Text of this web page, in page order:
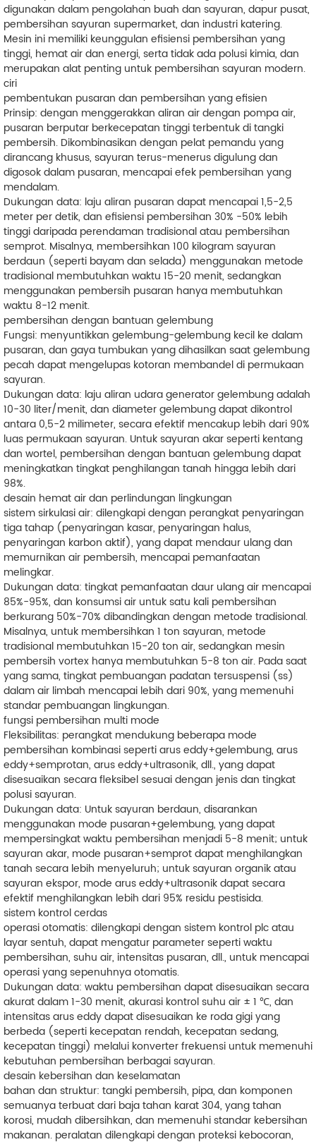
digunakan dalam pengolahan buah dan sayuran, dapur pusat,
pembersihan sayuran supermarket, dan industri katering.
Mesin ini memiliki keunggulan efisiensi pembersihan yang
tinggi, hemat air dan energi, serta tidak ada polusi kimia, dan
merupakan alat penting untuk pembersihan sayuran modern.
ciri
pembentukan pusaran dan pembersihan yang efisien
Prinsip: dengan menggerakkan aliran air dengan pompa air,
pusaran berputar berkecepatan tinggi terbentuk di tangki
pembersih. Dikombinasikan dengan pelat pemandu yang
dirancang khusus, sayuran terus-menerus digulung dan
digosok dalam pusaran, mencapai efek pembersihan yang
mendalam.
Dukungan data: laju aliran pusaran dapat mencapai 1,5-2,5
meter per detik, dan efisiensi pembersihan 30% -50% lebih
tinggi daripada perendaman tradisional atau pembersihan
semprot. Misalnya, membersihkan 100 kilogram sayuran
berdaun (seperti bayam dan selada) menggunakan metode
tradisional membutuhkan waktu 15-20 menit, sedangkan
menggunakan pembersih pusaran hanya membutuhkan
waktu 8-12 menit.
pembersihan dengan bantuan gelembung
Fungsi: menyuntikkan gelembung-gelembung kecil ke dalam
pusaran, dan gaya tumbukan yang dihasilkan saat gelembung
pecah dapat mengelupas kotoran membandel di permukaan
sayuran.
Dukungan data: laju aliran udara generator gelembung adalah
10-30 liter/menit, dan diameter gelembung dapat dikontrol
antara 0,5-2 milimeter, secara efektif mencakup lebih dari 90%
luas permukaan sayuran. Untuk sayuran akar seperti kentang
dan wortel, pembersihan dengan bantuan gelembung dapat
meningkatkan tingkat penghilangan tanah hingga lebih dari
98%.
desain hemat air dan perlindungan lingkungan
sistem sirkulasi air: dilengkapi dengan perangkat penyaringan
tiga tahap (penyaringan kasar, penyaringan halus,
penyaringan karbon aktif), yang dapat mendaur ulang dan
memurnikan air pembersih, mencapai pemanfaatan
melingkar.
Dukungan data: tingkat pemanfaatan daur ulang air mencapai
85%-95%, dan konsumsi air untuk satu kali pembersihan
berkurang 50%-70% dibandingkan dengan metode tradisional.
Misalnya, untuk membersihkan 1 ton sayuran, metode
tradisional membutuhkan 15-20 ton air, sedangkan mesin
pembersih vortex hanya membutuhkan 5-8 ton air. Pada saat
yang sama, tingkat pembuangan padatan tersuspensi (ss)
dalam air limbah mencapai lebih dari 90%, yang memenuhi
standar pembuangan lingkungan.
fungsi pembersihan multi mode
Fleksibilitas: perangkat mendukung beberapa mode
pembersihan kombinasi seperti arus eddy+gelembung, arus
eddy+semprotan, arus eddy+ultrasonik, dll., yang dapat
disesuaikan secara fleksibel sesuai dengan jenis dan tingkat
polusi sayuran.
Dukungan data: Untuk sayuran berdaun, disarankan
menggunakan mode pusaran+gelembung, yang dapat
mempersingkat waktu pembersihan menjadi 5-8 menit; untuk
sayuran akar, mode pusaran+semprot dapat menghilangkan
tanah secara lebih menyeluruh; untuk sayuran organik atau
sayuran ekspor, mode arus eddy+ultrasonik dapat secara
efektif menghilangkan lebih dari 95% residu pestisida.
sistem kontrol cerdas
operasi otomatis: dilengkapi dengan sistem kontrol plc atau
layar sentuh, dapat mengatur parameter seperti waktu
pembersihan, suhu air, intensitas pusaran, dll., untuk mencapai
operasi yang sepenuhnya otomatis.
Dukungan data: waktu pembersihan dapat disesuaikan secara
akurat dalam 1-30 menit, akurasi kontrol suhu air ± 1 ℃, dan
intensitas arus eddy dapat disesuaikan ke roda gigi yang
berbeda (seperti kecepatan rendah, kecepatan sedang,
kecepatan tinggi) melalui konverter frekuensi untuk memenuhi
kebutuhan pembersihan berbagai sayuran.
desain kebersihan dan keselamatan
bahan dan struktur: tangki pembersih, pipa, dan komponen
semuanya terbuat dari baja tahan karat 304, yang tahan
korosi, mudah dibersihkan, dan memenuhi standar kebersihan
makanan. peralatan dilengkapi dengan proteksi kebocoran,